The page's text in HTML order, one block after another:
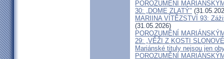
POROZUMĚNÍ
30: „DOME ZLATÝ"
MARIINA VÍTĚZSTVÍ 93:
(31.05.2026)
POROZUMĚNÍ
29: „VĚŽI Z KOSTI
Mariánské tituly nejsou jen
POROZUMĚNÍ